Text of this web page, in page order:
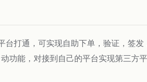
打通，可实现自助下单，验证，签发
功能，对接到自己的平台实现第三方